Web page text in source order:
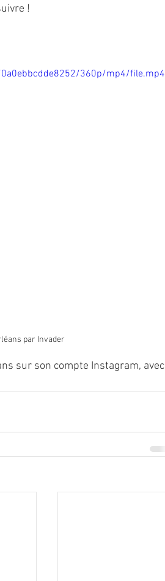
!
360p/mp4/file.mp4
par Invader
sur son compte Instagram, avec